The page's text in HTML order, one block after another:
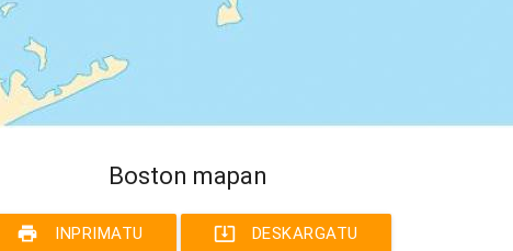
Boston mapan
print INPRIMATU system_update_alt DESKARGATU